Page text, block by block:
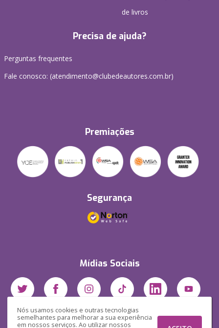
Nós usamos cookies e outras tecnologias
semelhantes para melhorar a sua experiência
em nossos serviços. Ao utilizar nossos
de livros
Precisa de ajuda?
Perguntas frequentes
Fale conosco: (atendimento@clubedeautores.com.br)
Premiações
Segurança
Mídias Sociais